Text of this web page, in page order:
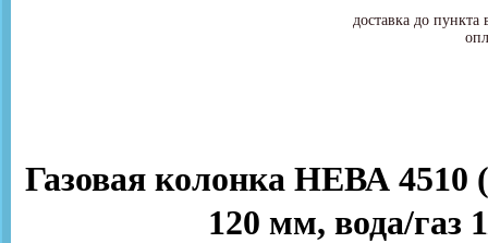
доставка до
Газовая колонка НЕВА 4510
120 мм, вода/газ